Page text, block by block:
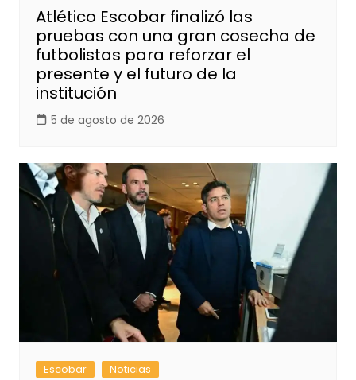
Atlético Escobar finalizó las
pruebas con una gran cosecha de
futbolistas para reforzar el
presente y el futuro de la
institución
5 de agosto de 2026
Escobar Noticias